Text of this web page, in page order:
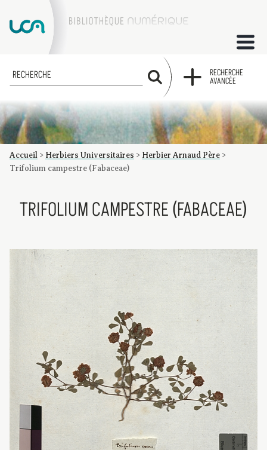
ACCUEIL
COLLECTIONS
FACTUMS
Les factums à la BU
Présentation du corpus de factums de la collection Marie
Bibliographie
Glossaire
Index de recherche
RECHERCHE
RECHERCHE
AVANCÉE
Accueil > Herbiers Universitaires > Herbier Arnaud Père >
Trifolium campestre (Fabaceae)
TRIFOLIUM CAMPESTRE (FABACEAE)